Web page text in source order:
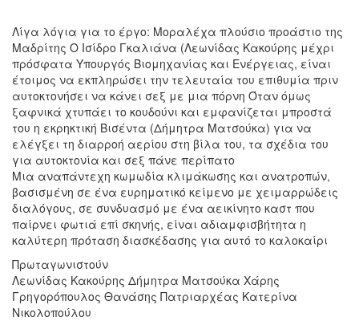
Λίγα λόγια για το έργο: Μοραλέχα πλούσιο προάστιο της
Μαδρίτης Ο Ισίδρο Γκαλιάνα (Λεωνίδας Κακούρης μέχρι
πρόσφατα Υπουργός Βιομηχανίας και Ενέργειας, είναι
έτοιμος να εκπληρώσει την τελευταία του επιθυμία πριν
αυτοκτονήσει να κάνει σεξ με μια πόρνη Όταν όμως
ξαφνικά χτυπάει το κουδούνι και εμφανίζεται μπροστά
του η εκρηκτική Βισέντα (Δήμητρα Ματσούκα) για να
ελέγξει τη διαρροή αερίου στη βίλα του, τα σχέδια του
για αυτοκτονία και σεξ πάνε περίπατο
Μια αναπάντεχη κωμωδία κλιμάκωσης και ανατροπών,
βασισμένη σε ένα ευρηματικό κείμενο με χειμαρρώδεις
διαλόγους, σε συνδυασμό με ένα αεικίνητο καστ που
παίρνει φωτιά επί σκηνής, είναι αδιαμφισβήτητα η
καλύτερη πρόταση διασκέδασης για αυτό το καλοκαίρι
Πρωταγωνιστούν
Λεωνίδας Κακούρης Δήμητρα Ματσούκα Χάρης
Γρηγορόπουλος Θανάσης Πατριαρχέας Κατερίνα
Νικολοπούλου